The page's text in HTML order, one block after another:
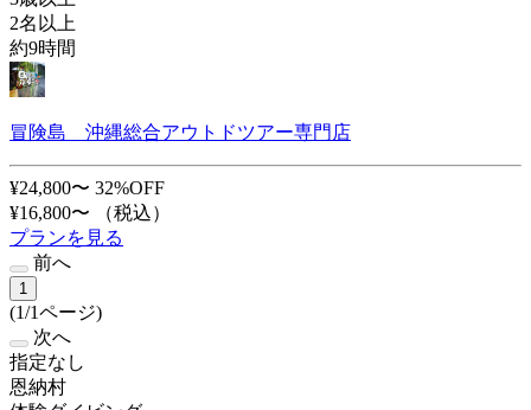
2名以上
約9時間
冒険島 沖縄総合アウトドツアー専門店
¥24,800〜 32%OFF
¥16,800〜
（税込）
プランを見る
前へ
1
(1/1ページ)
次へ
指定なし
恩納村